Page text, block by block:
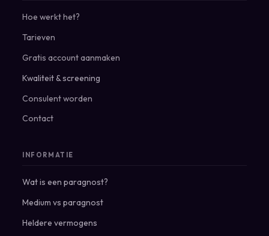
Hoe werkt het?
Tarieven
Gratis account aanmaken
Kwaliteit & screening
Consulent worden
Contact
INFORMATIE
Wat is een paragnost?
Medium vs paragnost
Heldere vermogens